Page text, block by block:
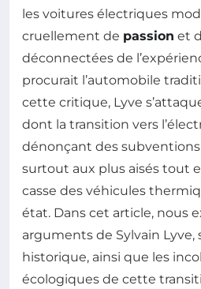
les voitures électriques
cruellement de passion et
déconnectées de
procurait l’automobile
cette critique, Lyve
dont la transition vers
dénonçant des
surtout aux plus aisés tout
casse des véhicules
état. Dans cet article, nous
arguments de Sylvain Lyve,
historique, ainsi que les
écologiques de cette